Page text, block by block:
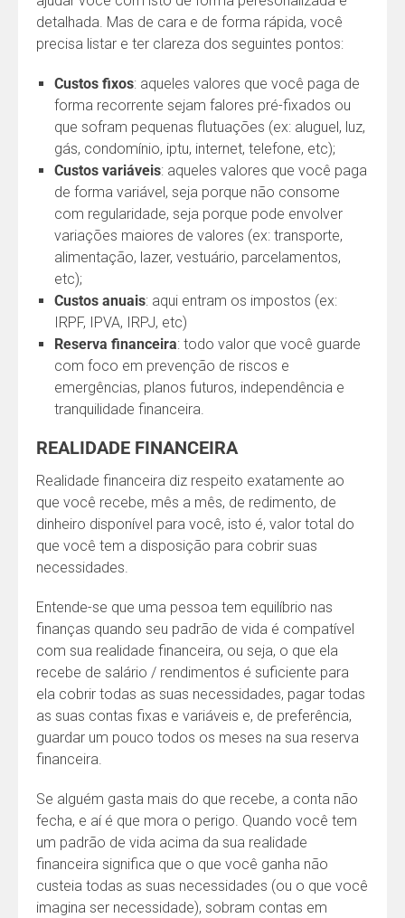
detalhada. Mas de cara e de forma rápida, você
precisa listar e ter clareza dos seguintes pontos:
Custos fixos: aqueles valores que você paga de
forma recorrente sejam falores pré-fixados ou
que sofram pequenas flutuações (ex: aluguel, luz,
gás, condomínio, iptu, internet, telefone, etc);
Custos variáveis: aqueles valores que você paga
de forma variável, seja porque não consome
com regularidade, seja porque pode envolver
variações maiores de valores (ex: transporte,
alimentação, lazer, vestuário, parcelamentos,
etc);
Custos anuais: aqui entram os impostos (ex:
IRPF, IPVA, IRPJ, etc)
Reserva financeira: todo valor que você guarde
com foco em prevenção de riscos e
emergências, planos futuros, independência e
tranquilidade financeira.
REALIDADE FINANCEIRA
Realidade financeira diz respeito exatamente ao
que você recebe, mês a mês, de redimento, de
dinheiro disponível para você, isto é, valor total do
que você tem a disposição para cobrir suas
necessidades.
Entende-se que uma pessoa tem equilíbrio nas
finanças quando seu padrão de vida é compatível
com sua realidade financeira, ou seja, o que ela
recebe de salário / rendimentos é suficiente para
ela cobrir todas as suas necessidades, pagar todas
as suas contas fixas e variáveis e, de preferência,
guardar um pouco todos os meses na sua reserva
financeira.
Se alguém gasta mais do que recebe, a conta não
fecha, e aí é que mora o perigo. Quando você tem
um padrão de vida acima da sua realidade
financeira significa que o que você ganha não
custeia todas as suas necessidades (ou o que você
imagina ser necessidade), sobram contas em